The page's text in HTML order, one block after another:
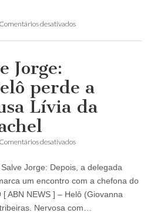
pai
Comentários desativadosem
na
Patrícia
Michel
com
Guto
no
motel
Jorge:
perde a
Lívia da
Comentários desativadosem
Jorge:
Delegada
perde
a
Jorge: Depois, a delegada
um encontro com a chefona do
ABN NEWS ] – Helô (Giovanna
Nervosa com…